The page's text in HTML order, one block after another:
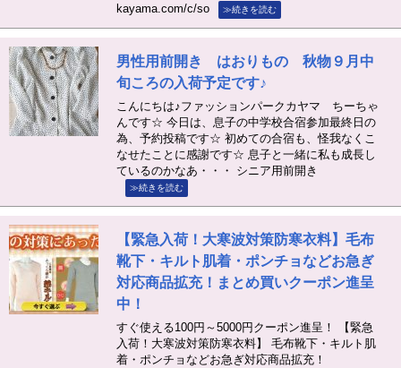
kayama.com/c/so
≫続きを読む
男性用前開き はおりもの 秋物９月中
旬ころの入荷予定です♪
こんにちは♪ファッションパークカヤマ ちーちゃ
んです☆ 今日は、息子の中学校合宿参加最終日の
為、予約投稿です☆ 初めての合宿も、怪我なくこ
なせたことに感謝です☆ 息子と一緒に私も成長し
ているのかなあ・・・ シニア用前開き
≫続きを読む
【緊急入荷！大寒波対策防寒衣料】毛布
靴下・キルト肌着・ポンチョなどお急ぎ
対応商品拡充！まとめ買いクーポン進呈
中！
すぐ使える100円～5000円クーポン進呈！ 【緊急
入荷！大寒波対策防寒衣料】 毛布靴下・キルト肌
着・ポンチョなどお急ぎ対応商品拡充！